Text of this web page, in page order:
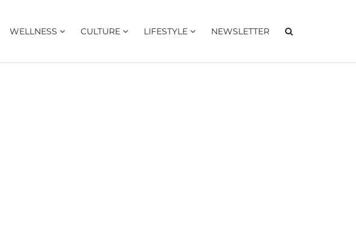
WELLNESS CULTURE LIFESTYLE NEWSLETTER